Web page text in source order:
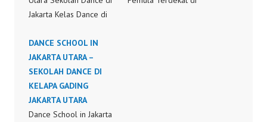
Jakarta Kelas Dance di
Jakarta Kursus Dance di
Jakarta Sanggar Dance
di Jakarta Kelas Dance
untuk Pemula Belajar
Dance untuk Pemula
Dance Class Jakarta
DANCE SCHOOL IN
JAKARTA UTARA –
SEKOLAH DANCE DI
KELAPA GADING
JAKARTA UTARA
Dance School in Jakarta